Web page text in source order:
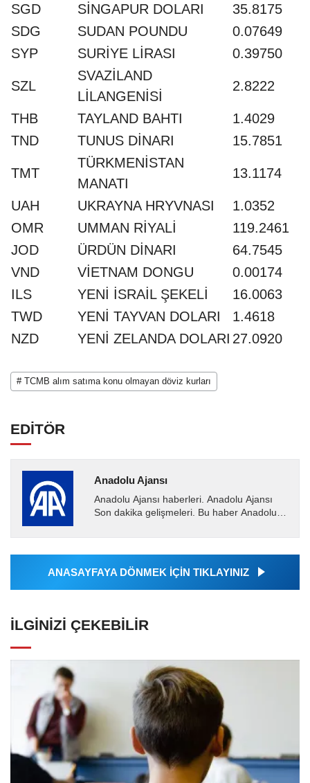
SGD
SİNGAPUR DOLARI
35.8175
SDG
SUDAN POUNDU
0.07649
SYP
SURİYE LİRASI 0.39750
SZL
SVAZİLAND
LİLANGENİSİ
2.8222
THB TAYLAND BAHTI
1.4029
TND
TUNUS DİNARI 15.7851
TMT
TÜRKMENİSTAN
MANATI
13.1174
UAH UKRAYNA HRYVNASI
1.0352
OMR
UMMAN RİYALİ
119.2461
JOD
ÜRDÜN DİNARI
64.7545
VND
VİETNAM DONGU
0.00174
ILS
YENİ İSRAİL ŞEKELİ
16.0063
TWD
YENİ TAYVAN DOLARI
1.4618
NZD
YENİ ZELANDA DOLARI 27.0920
# TCMB alım satıma konu olmayan döviz kurları
EDİTÖR
Anadolu Ajansı
Anadolu Ajansı haberleri. Anadolu Ajansı
Son dakika gelişmeleri. Bu haber Anadolu
Ajansı tarafından...
ANASAYFAYA DÖNMEK İÇİN TIKLAYINIZ
İLGINIZI ÇEKEBILIR